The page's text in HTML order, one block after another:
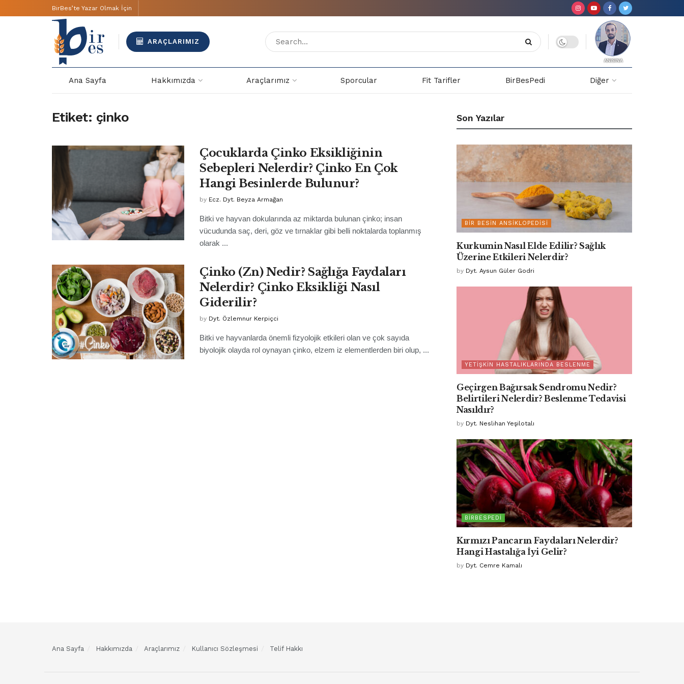
BirBes’te Yazar Olmak İçin
ARAÇLARIMIZ
Ana Sayfa Hakkımızda Araçlarımız Sporcular Fit Tarifler BirBesPedi Diğer
Etiket: çinko
Çocuklarda Çinko Eksikliğinin
Sebepleri Nelerdir? Çinko En Çok
Hangi Besinlerde Bulunur?
by Ecz. Dyt. Beyza Armağan
Bitki ve hayvan dokularında az miktarda bulunan çinko; insan
vücudunda saç, deri, göz ve tırnaklar gibi belli noktalarda toplanmış
olarak ...
Çinko (Zn) Nedir? Sağlığa Faydaları
Nelerdir? Çinko Eksikliği Nasıl
Giderilir?
by Dyt. Özlemnur Kerpiçci
Bitki ve hayvanlarda önemli fizyolojik etkileri olan ve çok sayıda
biyolojik olayda rol oynayan çinko, elzem iz elementlerden biri olup, ...
Son Yazılar
BIR BESIN ANSIKLOPEDISI
Kurkumin Nasıl Elde Edilir? Sağlık
Üzerine Etkileri Nelerdir?
by Dyt. Aysun Güler Godri
YETIŞKIN HASTALIKLARINDA BESLENME
Geçirgen Bağırsak Sendromu Nedir?
Belirtileri Nelerdir? Beslenme Tedavisi
Nasıldır?
by Dyt. Neslihan Yeşilotalı
BIRBESPEDI
Kırmızı Pancarın Faydaları Nelerdir?
Hangi Hastalığa İyi Gelir?
by Dyt. Cemre Kamalı
Ana Sayfa Hakkımızda Araçlarımız Kullanıcı Sözleşmesi Telif Hakkı